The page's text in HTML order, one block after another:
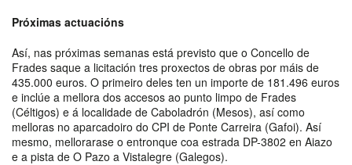
Próximas actuacións
Así, nas próximas semanas está previsto que o Concello de
Frades saque a licitación tres proxectos de obras por máis de
435.000 euros. O primeiro deles ten un importe de 181.496 euros
e inclúe a mellora dos accesos ao punto limpo de Frades
(Céltigos) e á localidade de Caboladrón (Mesos), así como
melloras no aparcadoiro do CPI de Ponte Carreira (Gafoi). Así
mesmo, mellorarase o entronque coa estrada DP-3802 en Aiazo
e a pista de O Pazo a Vistalegre (Galegos).